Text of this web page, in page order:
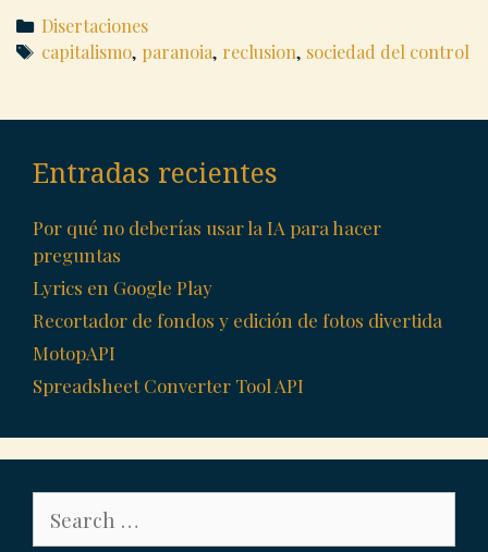
Categories
Disertaciones
Tags
capitalismo, paranoia, reclusion, sociedad del control
Entradas recientes
Por qué no deberías usar la IA para hacer
preguntas
Lyrics en Google Play
Recortador de fondos y edición de fotos divertida
MotopAPI
Spreadsheet Converter Tool API
for: